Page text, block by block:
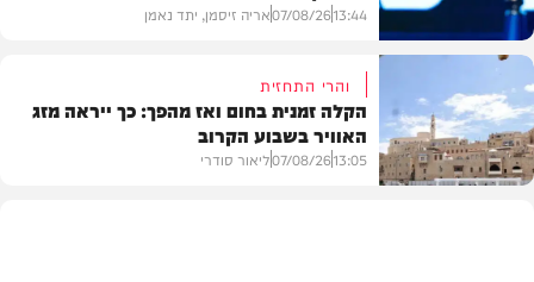
פוליטי
13:44
07/08/26אריה זיסמן, יתד נאמן
והרי התחזית
הקלה זמנית בחום ואז מהפך: כך ייראה מזג
האוויר בשבוע הקרוב
13:05
07/08/26ליאור סודרי